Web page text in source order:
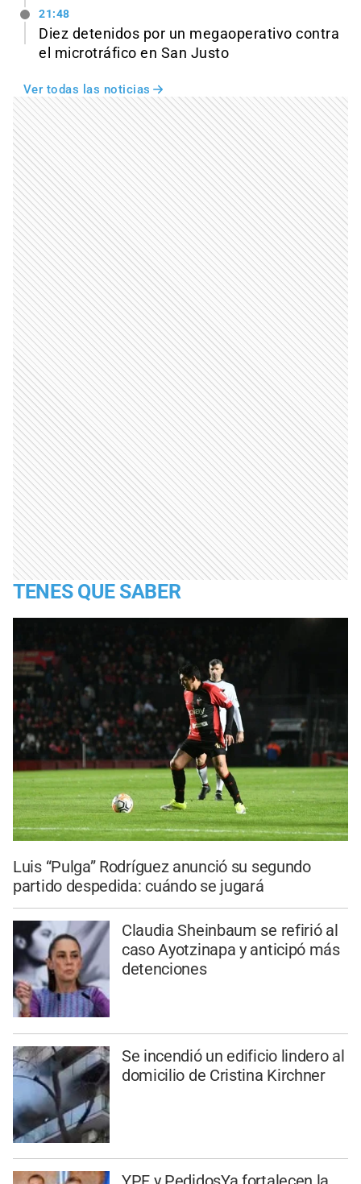
21:48
Diez detenidos por un megaoperativo contra
el microtráfico en San Justo
Ver todas las noticias
TENES QUE SABER
Luis “Pulga” Rodríguez anunció su segundo
partido despedida: cuándo se jugará
Claudia Sheinbaum se refirió al
caso Ayotzinapa y anticipó más
detenciones
Se incendió un edificio lindero al
domicilio de Cristina Kirchner